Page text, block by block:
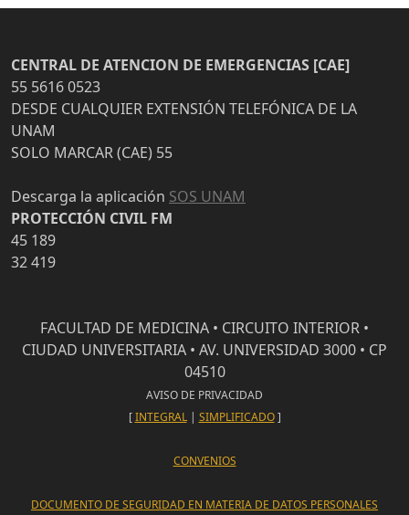
CENTRAL DE ATENCION DE EMERGENCIAS [CAE]
55 5616 0523
DESDE CUALQUIER EXTENSIÓN TELEFÓNICA DE LA
UNAM
SOLO MARCAR (CAE) 55
Descarga la aplicación SOS UNAM
PROTECCIÓN CIVIL FM
45 189
32 419
FACULTAD DE MEDICINA • CIRCUITO INTERIOR •
CIUDAD UNIVERSITARIA • AV. UNIVERSIDAD 3000 • CP
04510
AVISO DE PRIVACIDAD
[INTEGRAL| SIMPLIFICADO]
CONVENIOS
DOCUMENTO DE SEGURIDAD EN MATERIA DE DATOS PERSONALES